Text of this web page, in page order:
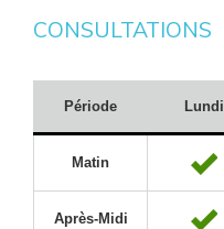
CONSULTATIONS
Période Lundi
Matin
Après-Midi